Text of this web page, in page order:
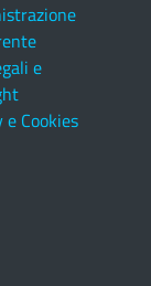
e
e Cookies